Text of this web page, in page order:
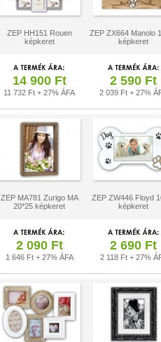
ZEP HH151 Rouen
képkeret
ZEP ZX664 Manolo
képkeret
14 900 Ft
11 732 Ft + 27% ÁFA
2 590 Ft
2 039 Ft + 27%
ZEP MA781 Zurigo MA
20*25 képkeret
ZEP ZW446 Floyd
képkeret
2 090 Ft
1 646 Ft + 27% ÁFA
2 690 Ft
2 118 Ft + 27%